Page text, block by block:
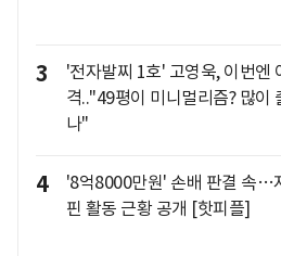
3
'전자발찌 1호' 고영욱, 이번엔
격.."49평이 미니멀리즘? 많이
나"
4
'8억8000만원' 손배 판결 속…
핀 활동 근황 공개 [핫피플]